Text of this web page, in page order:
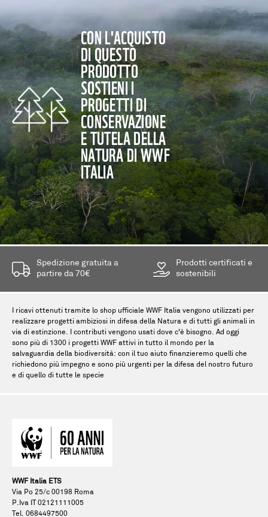
CON L'ACQUISTO
DI QUESTO
PRODOTTO
SOSTIENI I
PROGETTI DI
CONSERVAZIONE
E TUTELA DELLA
NATURA DI WWF
ITALIA
Spedizione gratuita a
partire da 70€
Prodotti certificati e
sostenibili
I ricavi ottenuti tramite lo shop ufficiale WWF Italia vengono utilizzati per
realizzare progetti ambiziosi in difesa della Natura e di tutti gli animali in
via di estinzione. I contributi vengono usati dove c'è bisogno. Ad oggi
sono più di 1300 i progetti WWF attivi in tutto il mondo per la
salvaguardia della biodiversità: con il tuo aiuto finanzieremo quelli che
richiedono più impegno e sono più urgenti per la difesa del nostro futuro
e di quello di tutte le specie
WWF Italia ETS
Via Po 25/c 00198 Roma
P.Iva IT 02121111005
Tel. 0684497500